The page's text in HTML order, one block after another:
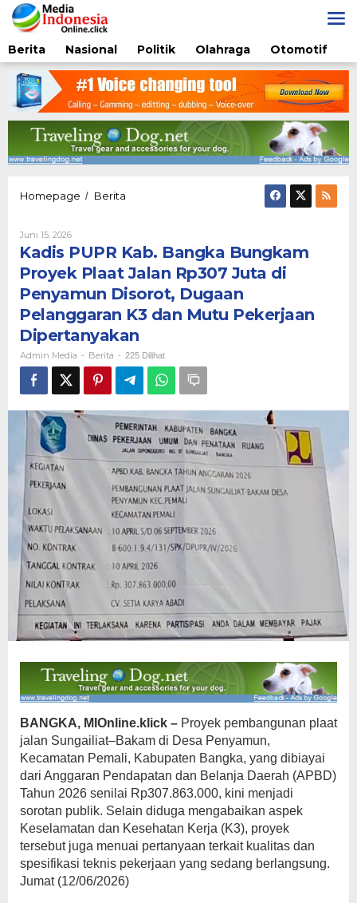
Lewati
ke
konten
Berita
Nasional Politik Olahraga Otomotif
Homepage / Berita
Bungkam
Proyek
Plaat
Jalan
Rp307
Juta
di
Penyamun
Disorot,
Dugaan
Pelanggaran
K3
dan
Mutu
Pekerjaan
Dipertanyakan
Juni 15, 2026Oleh
Media
Kadis PUPR Kab. Bangka Bungkam
Proyek Plaat Jalan Rp307 Juta di
Penyamun Disorot, Dugaan
Pelanggaran K3 dan Mutu Pekerjaan
Dipertanyakan
Admin Media - Berita - 225 Dilihat
BANGKA, MIOnline.klick – Proyek pembangunan plaat
jalan Sungailiat–Bakam di Desa Penyamun,
Kecamatan Pemali, Kabupaten Bangka, yang dibiayai
dari Anggaran Pendapatan dan Belanja Daerah (APBD)
Tahun 2026 senilai Rp307.863.000, kini menjadi
sorotan publik. Selain diduga mengabaikan aspek
Keselamatan dan Kesehatan Kerja (K3), proyek
tersebut juga menuai pertanyaan terkait kualitas dan
spesifikasi teknis pekerjaan yang sedang berlangsung.
Jumat (12/06/2026)